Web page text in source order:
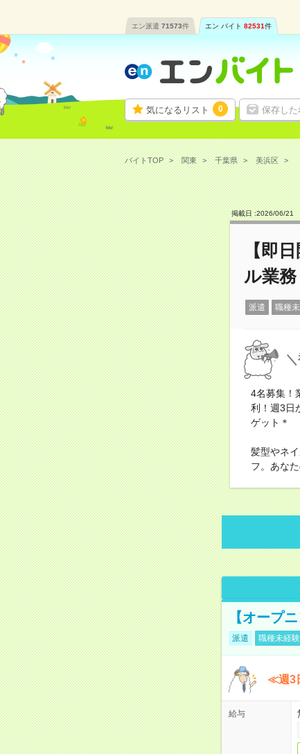
エン派遣 71573件 エン バイト 82531件
気になるリスト 0 保存し
バイトTOP 関東 千葉県 美浜区
掲載日 :2026/06/21
【即
ル業務
派遣 職種
4名募集！
利！週3日
ゲット＊
髪型やネ
フ。あな
【オープ
派遣 職種未経
≪週3
給与